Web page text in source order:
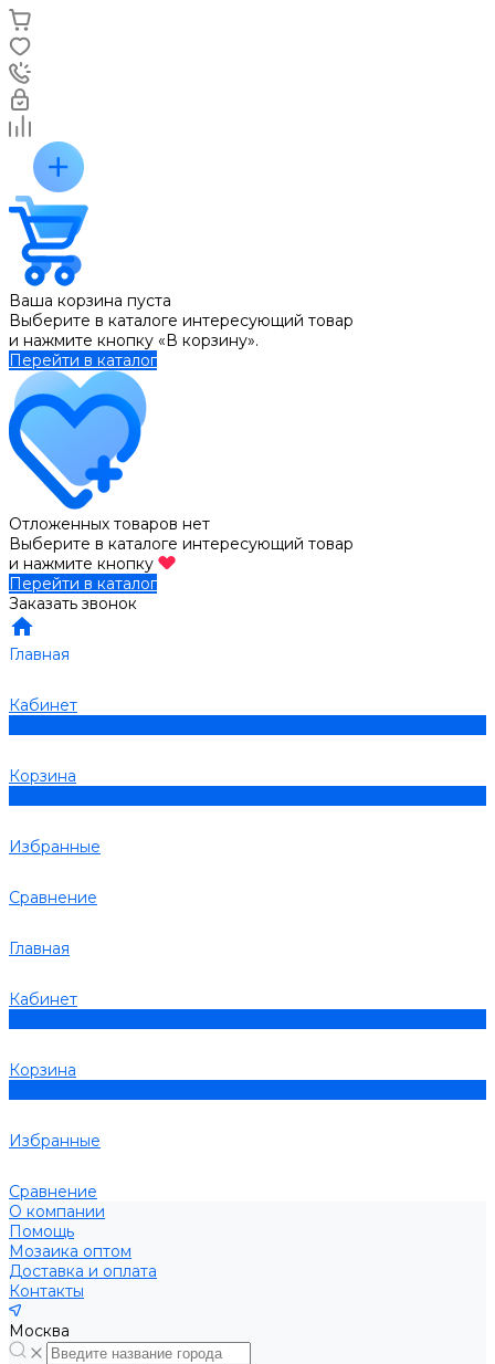
Ваша корзина пуста
Выберите в каталоге интересующий товар
и нажмите кнопку «В корзину».
Перейти в каталог
Отложенных товаров нет
Выберите в каталоге интересующий товар
и нажмите кнопку
Перейти в каталог
Заказать звонок
Главная
Кабинет
Корзина
Избранные
Сравнение
Главная
Кабинет
Корзина
Избранные
Сравнение
О компании
Помощь
Мозаика оптом
Доставка и оплата
Контакты
Москва